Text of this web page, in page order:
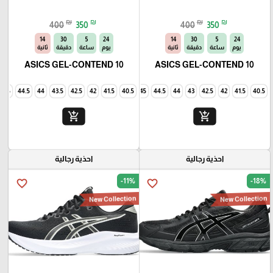
400 ₪ 350 ₪
24
يوم
5
ساعة
30
دقيقة
13
ثانية
ASICS GEL-CONTEND 10
40.5
41.5
42
42.5
43
44
44.5
45
add_shopping_cart
400 ₪ 350 ₪
24
يوم
5
ساعة
30
دقيقة
13
ثانية
ASICS GEL-CONTEND 10
40.5
41.5
42
42.5
43.5
44
44.5
45
add_shopping_cart
احذية رجالية
favorite_border -18%
New Collection
احذية رجالية
favorite_border -11%
New Collection